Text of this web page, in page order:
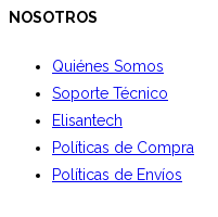
NOSOTROS
Quiénes Somos
Soporte Técnico
Elisantech
Políticas de Compra
Políticas de Envíos